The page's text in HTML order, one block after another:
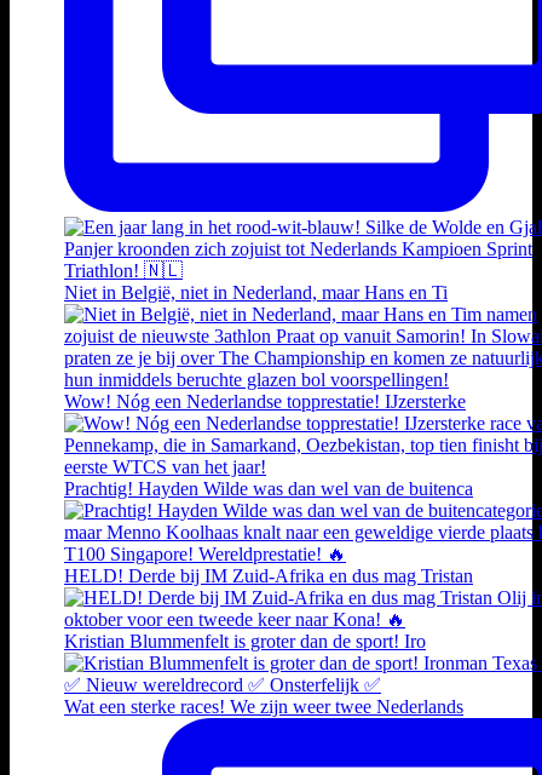
Niet in België, niet in Nederland, maar Hans en Ti
Wow! Nóg een Nederlandse topprestatie! IJzersterke
Prachtig! Hayden Wilde was dan wel van de buitenca
HELD! Derde bij IM Zuid-Afrika en dus mag Tristan
Kristian Blummenfelt is groter dan de sport! Iro
Wat een sterke races! We zijn weer twee Nederlands